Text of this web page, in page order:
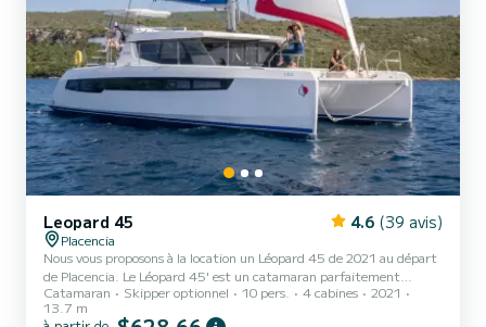
Leopard 45 4.6 (39 avis)
Placencia
Nous vous proposons à la location un Léopard 45 de 2021 au départ
de Placencia. Le Léopard 45' est un catamaran parfaitement
adapté à toutes les locations. Ce catamaran est très agréable à
manœuvrer pour une croisière d'une semaine ou plus. Le catamaran
Catamaran Skipper optionnel 10 pers. 4 cabines
2021
13.7 m